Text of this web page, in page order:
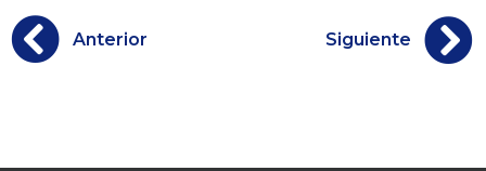
Anterior Siguiente